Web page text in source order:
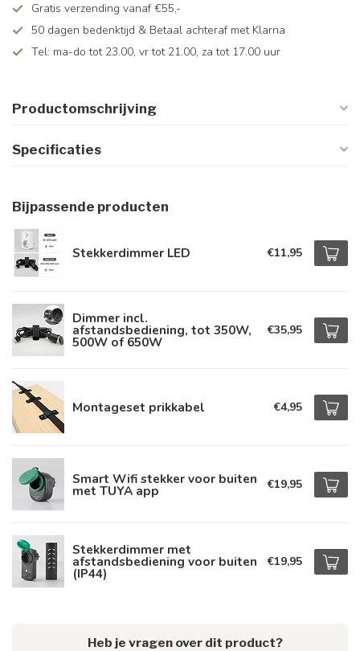
Gratis verzending vanaf €55,-
50 dagen bedenktijd & Betaal achteraf met Klarna
Tel: ma-do tot 23.00, vr tot 21.00, za tot 17.00 uur
Productomschrijving
Specificaties
Bijpassende producten
Stekkerdimmer LED €11,95
Dimmer incl.
afstandsbediening, tot 350W,
500W of 650W
€35,95
Montageset prikkabel €4,95
Smart Wifi stekker voor buiten
met TUYA app €19,95
Stekkerdimmer met
afstandsbediening voor buiten
(IP44)
€19,95
Heb je vragen over dit product?